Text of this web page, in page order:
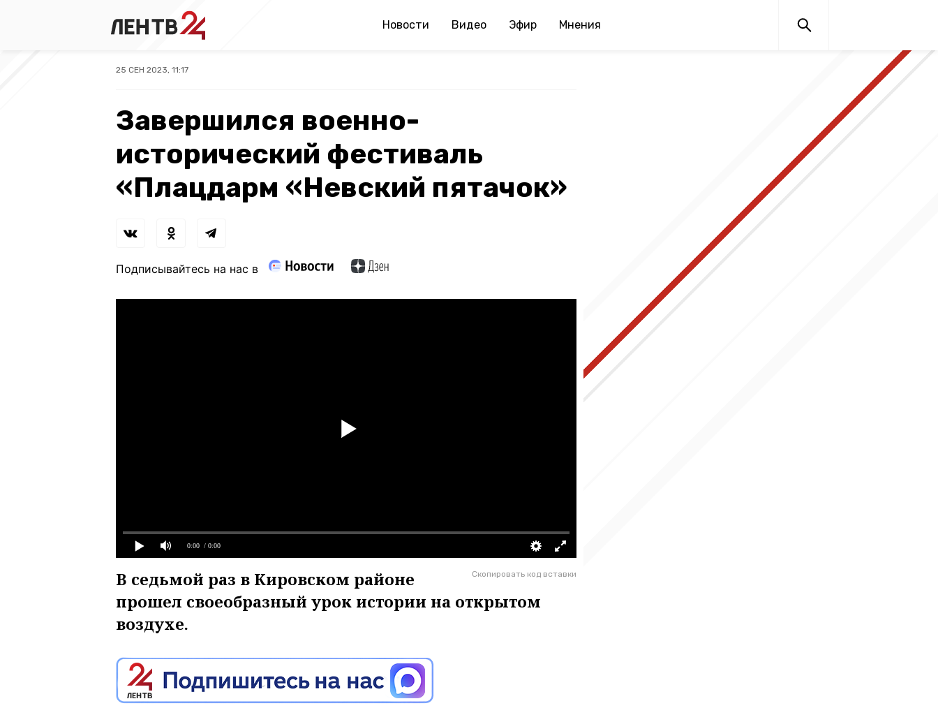
Новости Видео Эфир Мнения
25 СЕН 2023, 11:17
Завершился военно-
исторический фестиваль
«Плацдарм «Невский пятачок»
Подписывайтесь на нас в
0:00 / 0:00
Скопировать код вставки
В седьмой раз в Кировском районе
прошел своеобразный урок истории на открытом
воздухе.